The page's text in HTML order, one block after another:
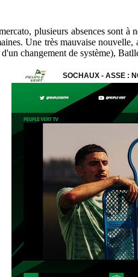
plusieurs absences sont
Une très mauvaise
changement de système),